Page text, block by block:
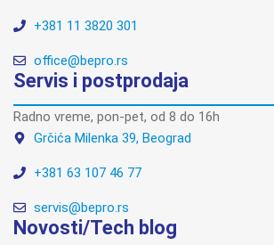
+381 11 3820 301
office@bepro.rs
Servis i postprodaja
Radno vreme, pon-pet, od 8 do 16h
Grčića Milenka 39, Beograd
+381 63 107 46 77
servis@bepro.rs
Novosti/Tech blog